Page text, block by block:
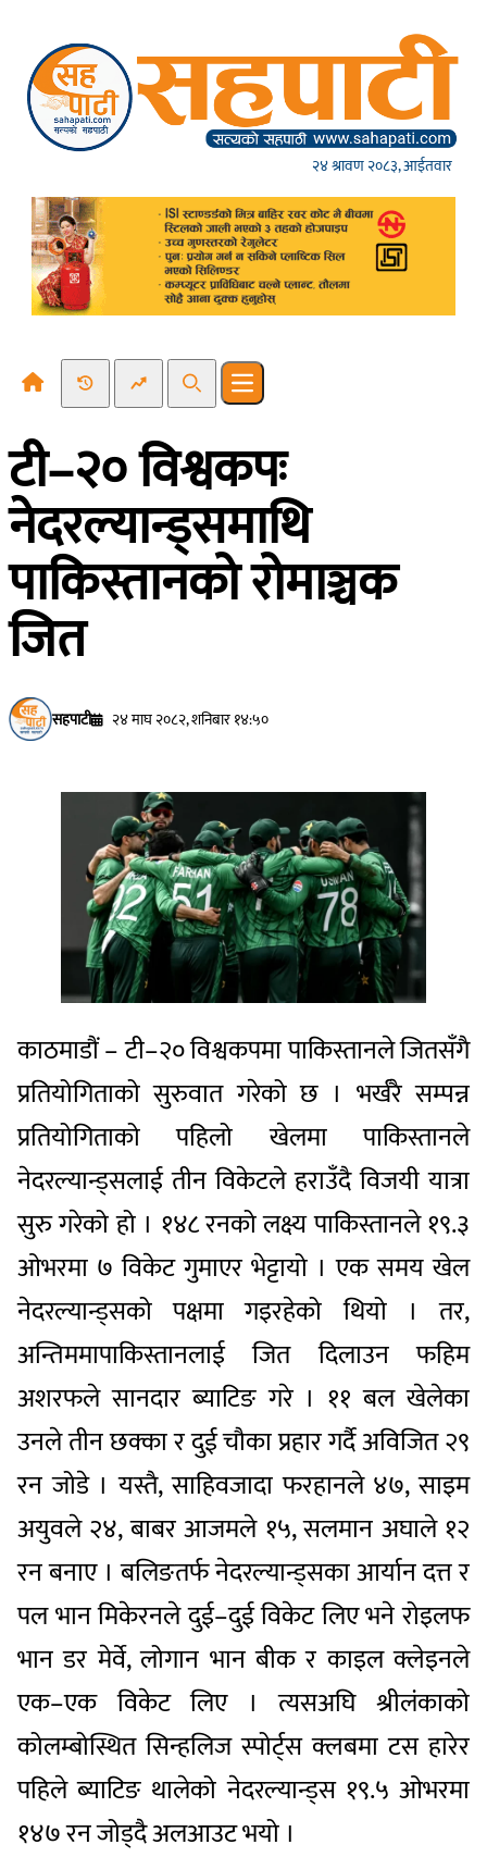
२४ श्रावण २०८३, आईतवार
Recent NewsTrending News
SearchOpen main menu
टी–२० विश्वकपः
नेदरल्यान्ड्समाथि
पाकिस्तानको रोमाञ्चक
जित
सहपाटी २४ माघ २०८२, शनिबार १४:५०
काठमाडौं – टी–२० विश्वकपमा पाकिस्तानले जितसँगै
प्रतियोगिताको सुरुवात गरेको छ । भर्खरै सम्पन्न
प्रतियोगिताको पहिलो खेलमा पाकिस्तानले
नेदरल्यान्ड्सलाई तीन विकेटले हराउँदै विजयी यात्रा
सुरु गरेको हो । १४८ रनको लक्ष्य पाकिस्तानले १९.३
ओभरमा ७ विकेट गुमाएर भेट्टायो । एक समय खेल
नेदरल्यान्ड्सको पक्षमा गइरहेको थियो । तर,
अन्तिममापाकिस्तानलाई जित दिलाउन फहिम
अशरफले सानदार ब्याटिङ गरे । ११ बल खेलेका
उनले तीन छक्का र दुई चौका प्रहार गर्दै अविजित २९
रन जोडे । यस्तै, साहिवजादा फरहानले ४७, साइम
अयुवले २४, बाबर आजमले १५, सलमान अघाले १२
रन बनाए । बलिङतर्फ नेदरल्यान्ड्सका आर्यान दत्त र
पल भान मिकेरनले दुई–दुई विकेट लिए भने रोइलफ
भान डर मेर्वे, लोगान भान बीक र काइल क्लेइनले
एक–एक विकेट लिए । त्यसअघि श्रीलंकाको
कोलम्बोस्थित सिन्हलिज स्पोर्ट्स क्लबमा टस हारेर
पहिले ब्याटिङ थालेको नेदरल्यान्ड्स १९.५ ओभरमा
१४७ रन जोड्दै अलआउट भयो ।